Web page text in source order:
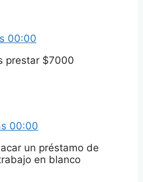
00:00
prestar $7000
00:00
un préstamo de
en blanco